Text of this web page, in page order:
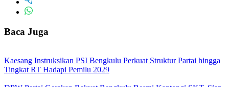
Baca Juga
Kaesang Instruksikan PSI Bengkulu Perkuat Struktur Partai hingga
Tingkat RT Hadapi Pemilu 2029